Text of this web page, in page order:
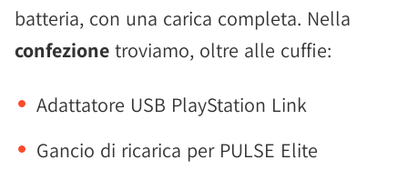
batteria, con una carica completa. Nella
confezione troviamo, oltre alle cuffie:
Adattatore USB PlayStation Link
Gancio di ricarica per PULSE Elite